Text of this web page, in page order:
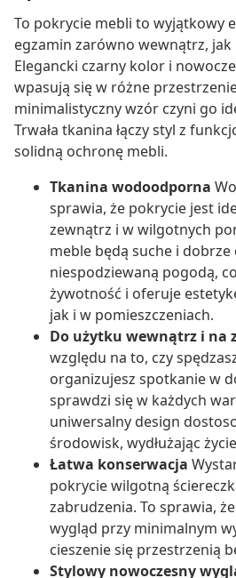
To pokrycie mebli to wyjątkowy
egzamin zarówno wewnątrz, jak
Elegancki czarny kolor i
wpasują się w różne
minimalistyczny wzór czyni go
Trwała tkanina łączy styl z
solidną ochronę mebli.
Tkanina wodoodporna
sprawia, że pokrycie jest
zewnątrz i w wilgotnych
meble będą suche i
niespodziewaną pogodą,
żywotność i oferuje
jak i w pomieszczeniach.
Do użytku wewnątrz i na
względu na to, czy
organizujesz spotkanie w
sprawdzi się w każdych
uniwersalny design
środowisk, wydłużając
Łatwa konserwacja
pokrycie wilgotną
zabrudzenia. To sprawia,
wygląd przy minimalnym
cieszenie się przestrzenią
Stylowy nowoczesny